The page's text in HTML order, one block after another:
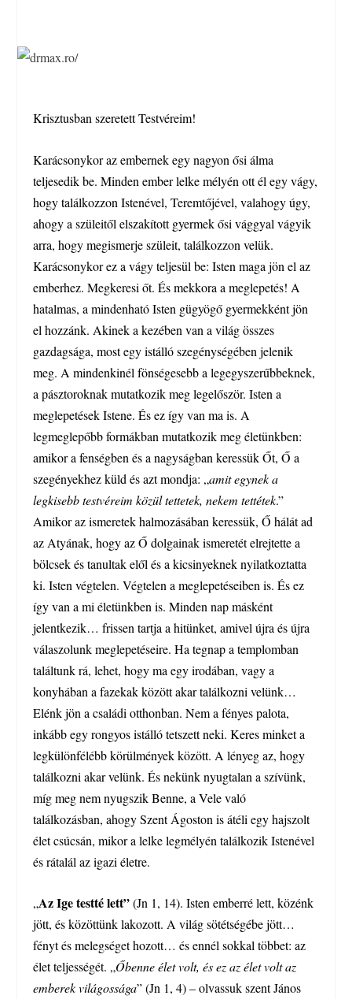
Krisztusban szeretett Testvéreim!
Karácsonykor az embernek egy nagyon ősi álma
teljesedik be. Minden ember lelke mélyén ott él egy vágy,
hogy találkozzon Istenével, Teremtőjével, valahogy úgy,
ahogy a szüleitől elszakított gyermek ősi vággyal vágyik
arra, hogy megismerje szüleit, találkozzon velük.
Karácsonykor ez a vágy teljesül be: Isten maga jön el az
emberhez. Megkeresi őt. És mekkora a meglepetés! A
hatalmas, a mindenható Isten gügyögő gyermekként jön
el hozzánk. Akinek a kezében van a világ összes
gazdagsága, most egy istálló szegénységében jelenik
meg. A mindenkinél fönségesebb a legegyszerűbbeknek,
a pásztoroknak mutatkozik meg legelőször. Isten a
meglepetések Istene. És ez így van ma is. A
legmeglepőbb formákban mutatkozik meg életünkben:
amikor a fenségben és a nagyságban keressük Őt, Ő a
szegényekhez küld és azt mondja: „amit egynek a
legkisebb testvéreim közül tettetek, nekem tettétek.”
Amikor az ismeretek halmozásában keressük, Ő hálát ad
az Atyának, hogy az Ő dolgainak ismeretét elrejtette a
bölcsek és tanultak elől és a kicsinyeknek nyilatkoztatta
ki. Isten végtelen. Végtelen a meglepetéseiben is. És ez
így van a mi életünkben is. Minden nap másként
jelentkezik… frissen tartja a hitünket, amivel újra és újra
válaszolunk meglepetéseire. Ha tegnap a templomban
találtunk rá, lehet, hogy ma egy irodában, vagy a
konyhában a fazekak között akar találkozni velünk…
Elénk jön a családi otthonban. Nem a fényes palota,
inkább egy rongyos istálló tetszett neki. Keres minket a
legkülönfélébb körülmények között. A lényeg az, hogy
találkozni akar velünk. És nekünk nyugtalan a szívünk,
míg meg nem nyugszik Benne, a Vele való
találkozásban, ahogy Szent Ágoston is átéli egy hajszolt
élet csúcsán, mikor a lelke legmélyén találkozik Istenével
és rátalál az igazi életre.
„Az Ige testté lett”(Jn 1, 14). Isten emberré lett, közénk
jött, és közöttünk lakozott. A világ sötétségébe jött…
fényt és melegséget hozott… és ennél sokkal többet: az
élet teljességét. „Őbenne élet volt, és ez az élet volt az
emberek világossága” (Jn 1, 4) – olvassuk szent János